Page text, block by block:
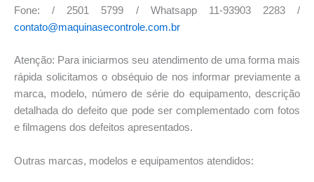
Fone: / 2501 5799 / Whatsapp 11-93903 2283 /
contato@maquinasecontrole.com.br
Atenção: Para iniciarmos seu atendimento de uma forma mais
rápida solicitamos o obséquio de nos informar previamente a
marca, modelo, número de série do equipamento, descrição
detalhada do defeito que pode ser complementado com fotos
e filmagens dos defeitos apresentados.
Outras marcas, modelos e equipamentos atendidos: